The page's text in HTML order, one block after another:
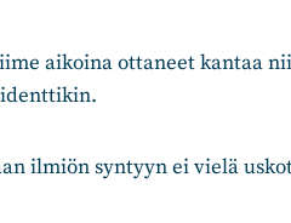
aikoina ottaneet kantaa
ilmiön syntyyn ei vielä